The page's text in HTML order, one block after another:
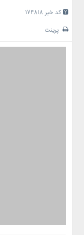
کد خبر 174818
پرینت